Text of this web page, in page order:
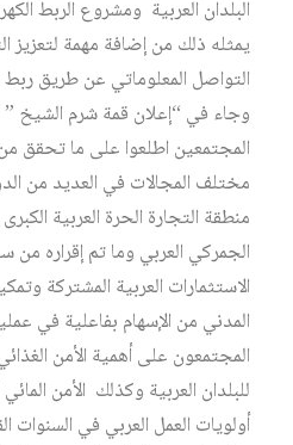
البلدان العربية ومشروع الربط
يمثله ذلك من إضافة مهمة لتعزيز
التواصل المعلوماتي عن طريق ربط
وجاء في “إعلان قمة شرم الشيخ ”
المجتمعين اطلعوا على ما تحقق
مختلف المجالات في العديد من
منطقة التجارة الحرة العربية
الجمركي العربي وما تم إقراره
الاستثمارات العربية المشتركة
المدني من الإسهام بفاعلية في
المجتمعون على أهمية الأمن
للبلدان العربية وكذلك الأمن
أولويات العمل العربي في